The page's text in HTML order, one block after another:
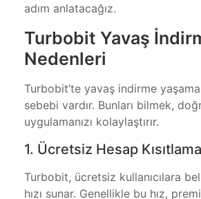
adım anlatacağız.
Turbobit Yavaş
Nedenleri
Turbobit’te yavaş indirme
sebebi vardır. Bunları bilmek,
uygulamanızı kolaylaştırır.
1. Ücretsiz Hesap
Turbobit, ücretsiz kullanıcılara
hızı sunar. Genellikle bu hız,